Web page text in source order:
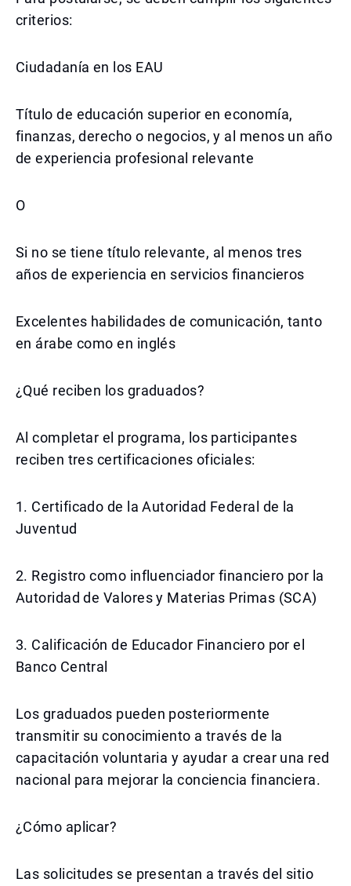
criterios:
Ciudadanía en los EAU
Título de educación superior en economía,
finanzas, derecho o negocios, y al menos un año
de experiencia profesional relevante
O
Si no se tiene título relevante, al menos tres
años de experiencia en servicios financieros
Excelentes habilidades de comunicación, tanto
en árabe como en inglés
¿Qué reciben los graduados?
Al completar el programa, los participantes
reciben tres certificaciones oficiales:
1. Certificado de la Autoridad Federal de la
Juventud
2. Registro como influenciador financiero por la
Autoridad de Valores y Materias Primas (SCA)
3. Calificación de Educador Financiero por el
Banco Central
Los graduados pueden posteriormente
transmitir su conocimiento a través de la
capacitación voluntaria y ayudar a crear una red
nacional para mejorar la conciencia financiera.
¿Cómo aplicar?
Las solicitudes se presentan a través del sitio